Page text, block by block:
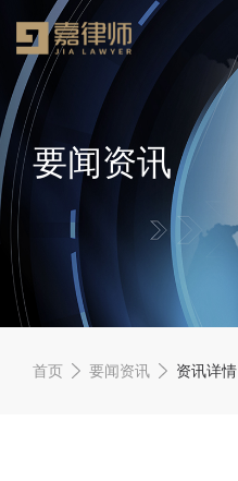
要闻资讯
首页 要闻资讯 资讯详情